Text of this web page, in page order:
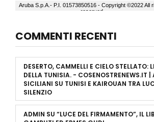
COMMENTI RECENTI
DESERTO, CAMMELLI E CIELO STELLATO:
DELLA TUNISIA. - COSENOSTRENEWS.IT |
SICILIANI SU TUNISI E KAIROUAN TRA
SILENZIO
ADMIN SU “LUCE DEL FIRMAMENTO”, IL